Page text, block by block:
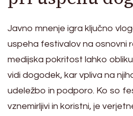
Javno mnenje igra ključno
uspeha festivalov na osnovni
medijska pokritost lahko
vidi dogodek, kar vpliva na
udeležbo in podporo. Ko so
vznemirljivi in koristni, je